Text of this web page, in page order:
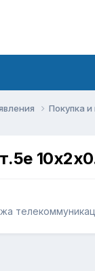
Покупка